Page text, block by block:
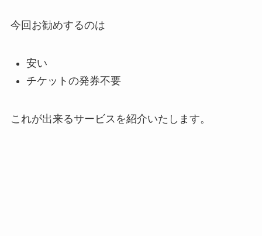
今回お勧めするのは
安い
チケットの発券不要
これが出来るサービスを紹介いたします。